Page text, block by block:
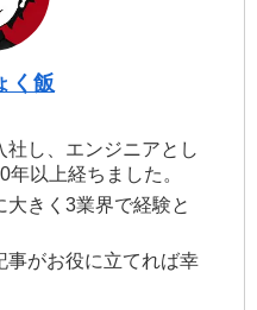
く飯
し、エンジニアとし
以上経ちました。
きく3業界で経験と
事がお役に立てれば幸